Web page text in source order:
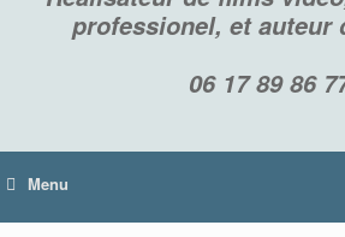
professionel, et auteur
06 17 89 86
Menu